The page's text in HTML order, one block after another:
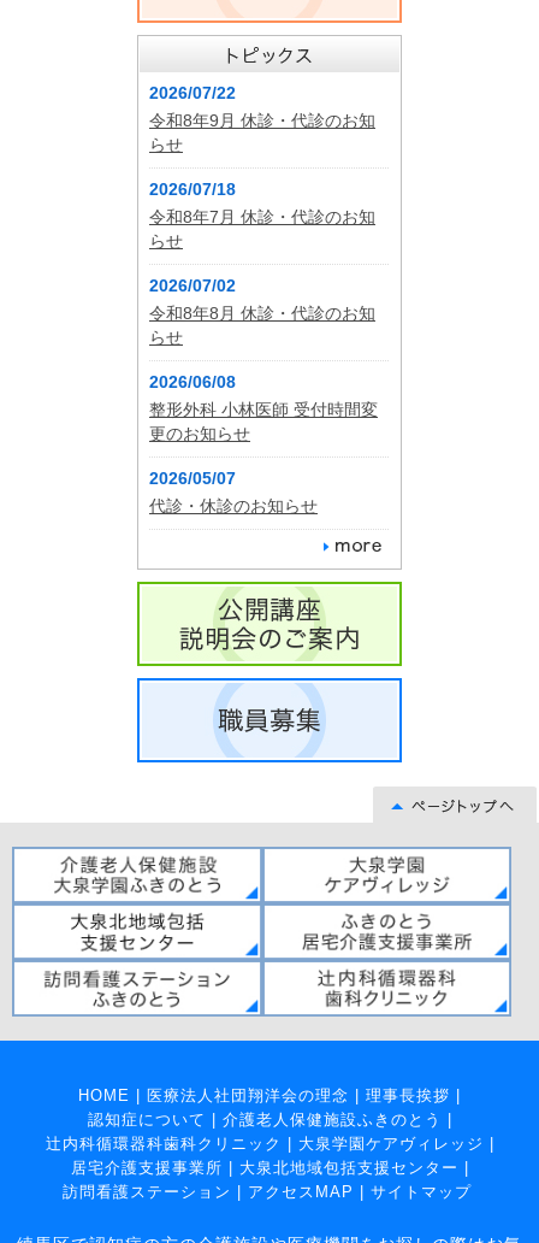
2026/07/22
令和8年9月 休診・代診のお知
らせ
2026/07/18
令和8年7月 休診・代診のお知
らせ
2026/07/02
令和8年8月 休診・代診のお知
らせ
2026/06/08
整形外科 小林医師 受付時間変
更のお知らせ
2026/05/07
代診・休診のお知らせ
HOME 医療法人社団翔洋会の理念 理事長挨拶
認知症について
介護老人保健施設ふきのとう
辻内科循環器科歯科クリニック
大泉学園ケアヴィレッジ
居宅介護支援事業所
大泉北地域包括支援センター
訪問看護ステーション
アクセスMAP サイトマップ